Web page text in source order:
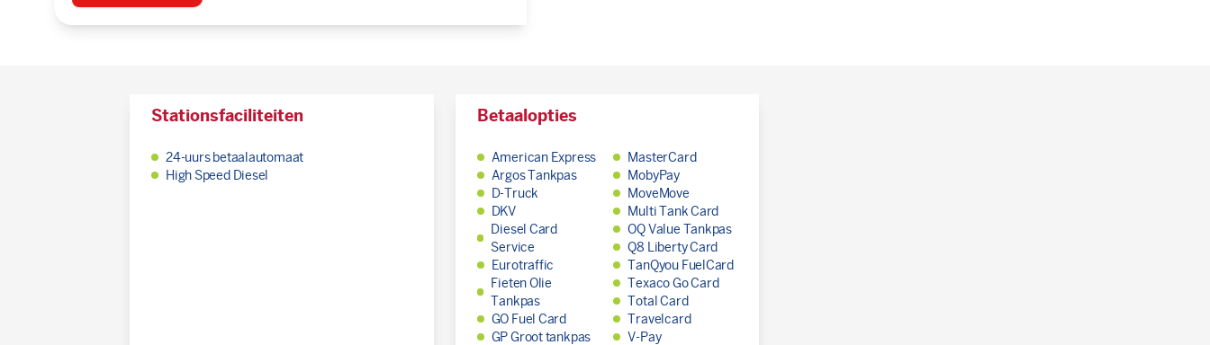
Stationsfaciliteiten
24-uurs betaalautomaat
High Speed Diesel
Betaalopties
American Express
Argos Tankpas
D-Truck
DKV
Diesel Card
Service
Eurotraffic
Fieten Olie
Tankpas
GO Fuel Card
GP Groot tankpas
MasterCard
MobyPay
MoveMove
Multi Tank Card
OQ Value Tankpas
Q8 Liberty Card
TanQyou FuelCard
Texaco Go Card
Total Card
Travelcard
V-Pay